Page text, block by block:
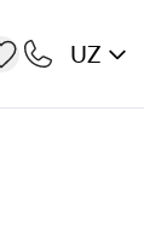
UZ